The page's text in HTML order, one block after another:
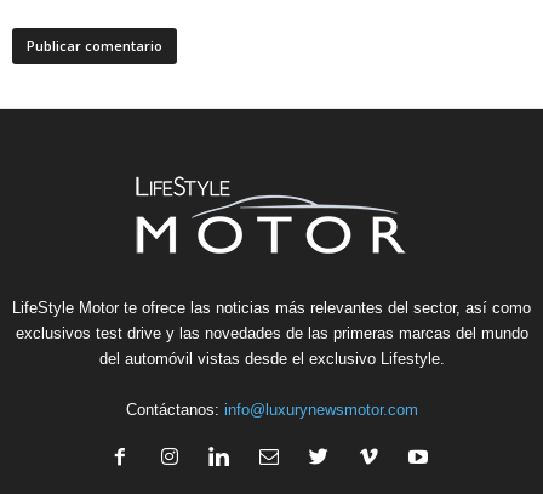
LifeStyle Motor te ofrece las noticias más relevantes del sector, así como
exclusivos test drive y las novedades de las primeras marcas del mundo
del automóvil vistas desde el exclusivo Lifestyle.
Contáctanos: info@luxurynewsmotor.com